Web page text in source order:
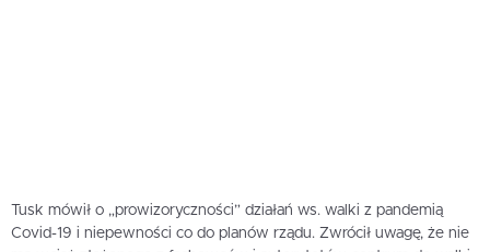
Tusk mówił o „prowizoryczności” działań ws. walki z pandemią
Covid-19 i niepewności co do planów rządu. Zwrócił uwagę, że nie